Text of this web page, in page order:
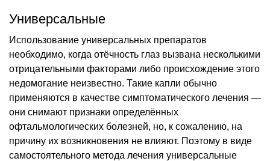
Универсальные
Использование универсальных препаратов
необходимо, когда отёчность глаз вызвана несколькими
отрицательными факторами либо происхождение этого
недомогание неизвестно. Такие капли обычно
применяются в качестве симптоматического лечения —
они снимают признаки определённых
офтальмологических болезней, но, к сожалению, на
причину их возникновения не влияют. Поэтому в виде
самостоятельного метода лечения универсальные